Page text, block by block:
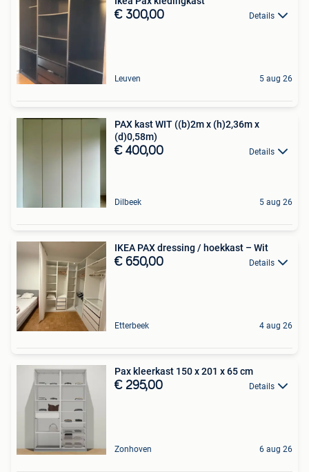
€ 300,00 Details
Leuven 5 aug 26
PAX kast WIT ((b)2m x (h)2,36m x
(d)0,58m)
€ 400,00 Details
Dilbeek 5 aug 26
IKEA PAX dressing / hoekkast – Wit
€ 650,00 Details
Etterbeek 4 aug 26
Pax kleerkast 150 x 201 x 65 cm
€ 295,00 Details
Zonhoven 6 aug 26